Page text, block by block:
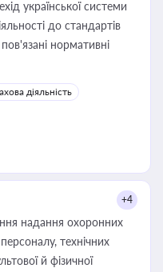
української системи
до стандартів
нормативні
діяльність
+4
надання охоронних
технічних
й фізичної